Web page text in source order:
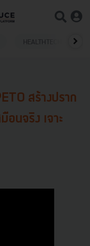
HEALTHTECH
สร้างปราก
นจริง เจาะ